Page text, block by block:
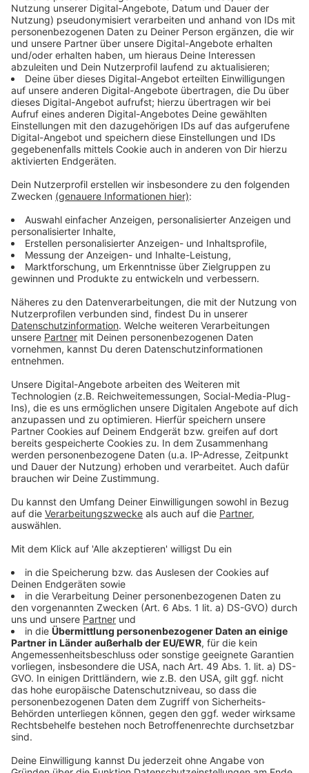
Show Notes
Tatsächlich habe ich schon im Blogpost zum
Relaunch viel erzählt was ich auch hier im Podcast
nochmal zusammenfasse. Diese Episode hat auch
den Sinn alle Feeds und Verzeichnisse wieder ein
bisschen anzutauchen.
Außerdem hab ich einen Tooltipp mit, der euch die
Erstellung von Reportings doch deutlich
vereinfachen sollte. Mehr dazu findet ihr auch in der
neuen Tools-Sektion hier am Blog.
Schön, dass ich wieder da sein darf. Erzählt es
weiter!
Gute Arbeit, die niemand kennt, gewinnt keinen
Markt.
Die meisten Unternehmen, mit denen ich arbeite,
haben kein Qualitätsproblem. Sie sind besser als ihr
Ruf. Nur weiß das draußen niemand.
Alle zwei Wochen schreibe ich einen Gedanken
darüber, wie sich das ändern lässt. Ein Thema, kein
Sammelbrief.
→teddy.click/newsletter
Wie sichtbar ist dein Unternehmen wirklich?
Der Potenzial-Check dauert vier Minuten. Danach
hast du einen Report mit einer Zahl und fünf
ankommt. Kein Verkaufsgespräch.
→teddy.click/podsignal
Wenn du lieber direkt redest: fünfzehn Minuten, kein
Pitch.teddy.click/termin
Daniel Friesenecker baut Unternehmern ihr
eigenes Medium. Podcast, Video, Strategie. Studio:
TeddyLab, Linz.
LinkedIn:linkedin.com/in/friesenecker
Folge abonnieren:Apple·Spotify·YouTube·alle
Plattformen und RSS
Datenschutz